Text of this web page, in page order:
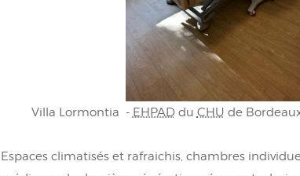
Villa Lormontia - EHPADdu CHU de
Espaces climatisés et rafraichis, chambres